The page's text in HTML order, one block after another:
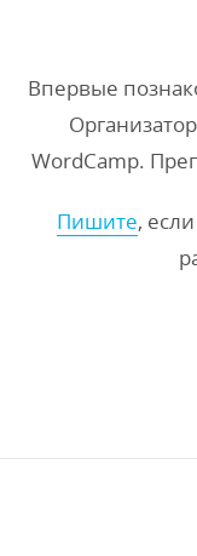
Впервые
WordCamp.
Пишите,